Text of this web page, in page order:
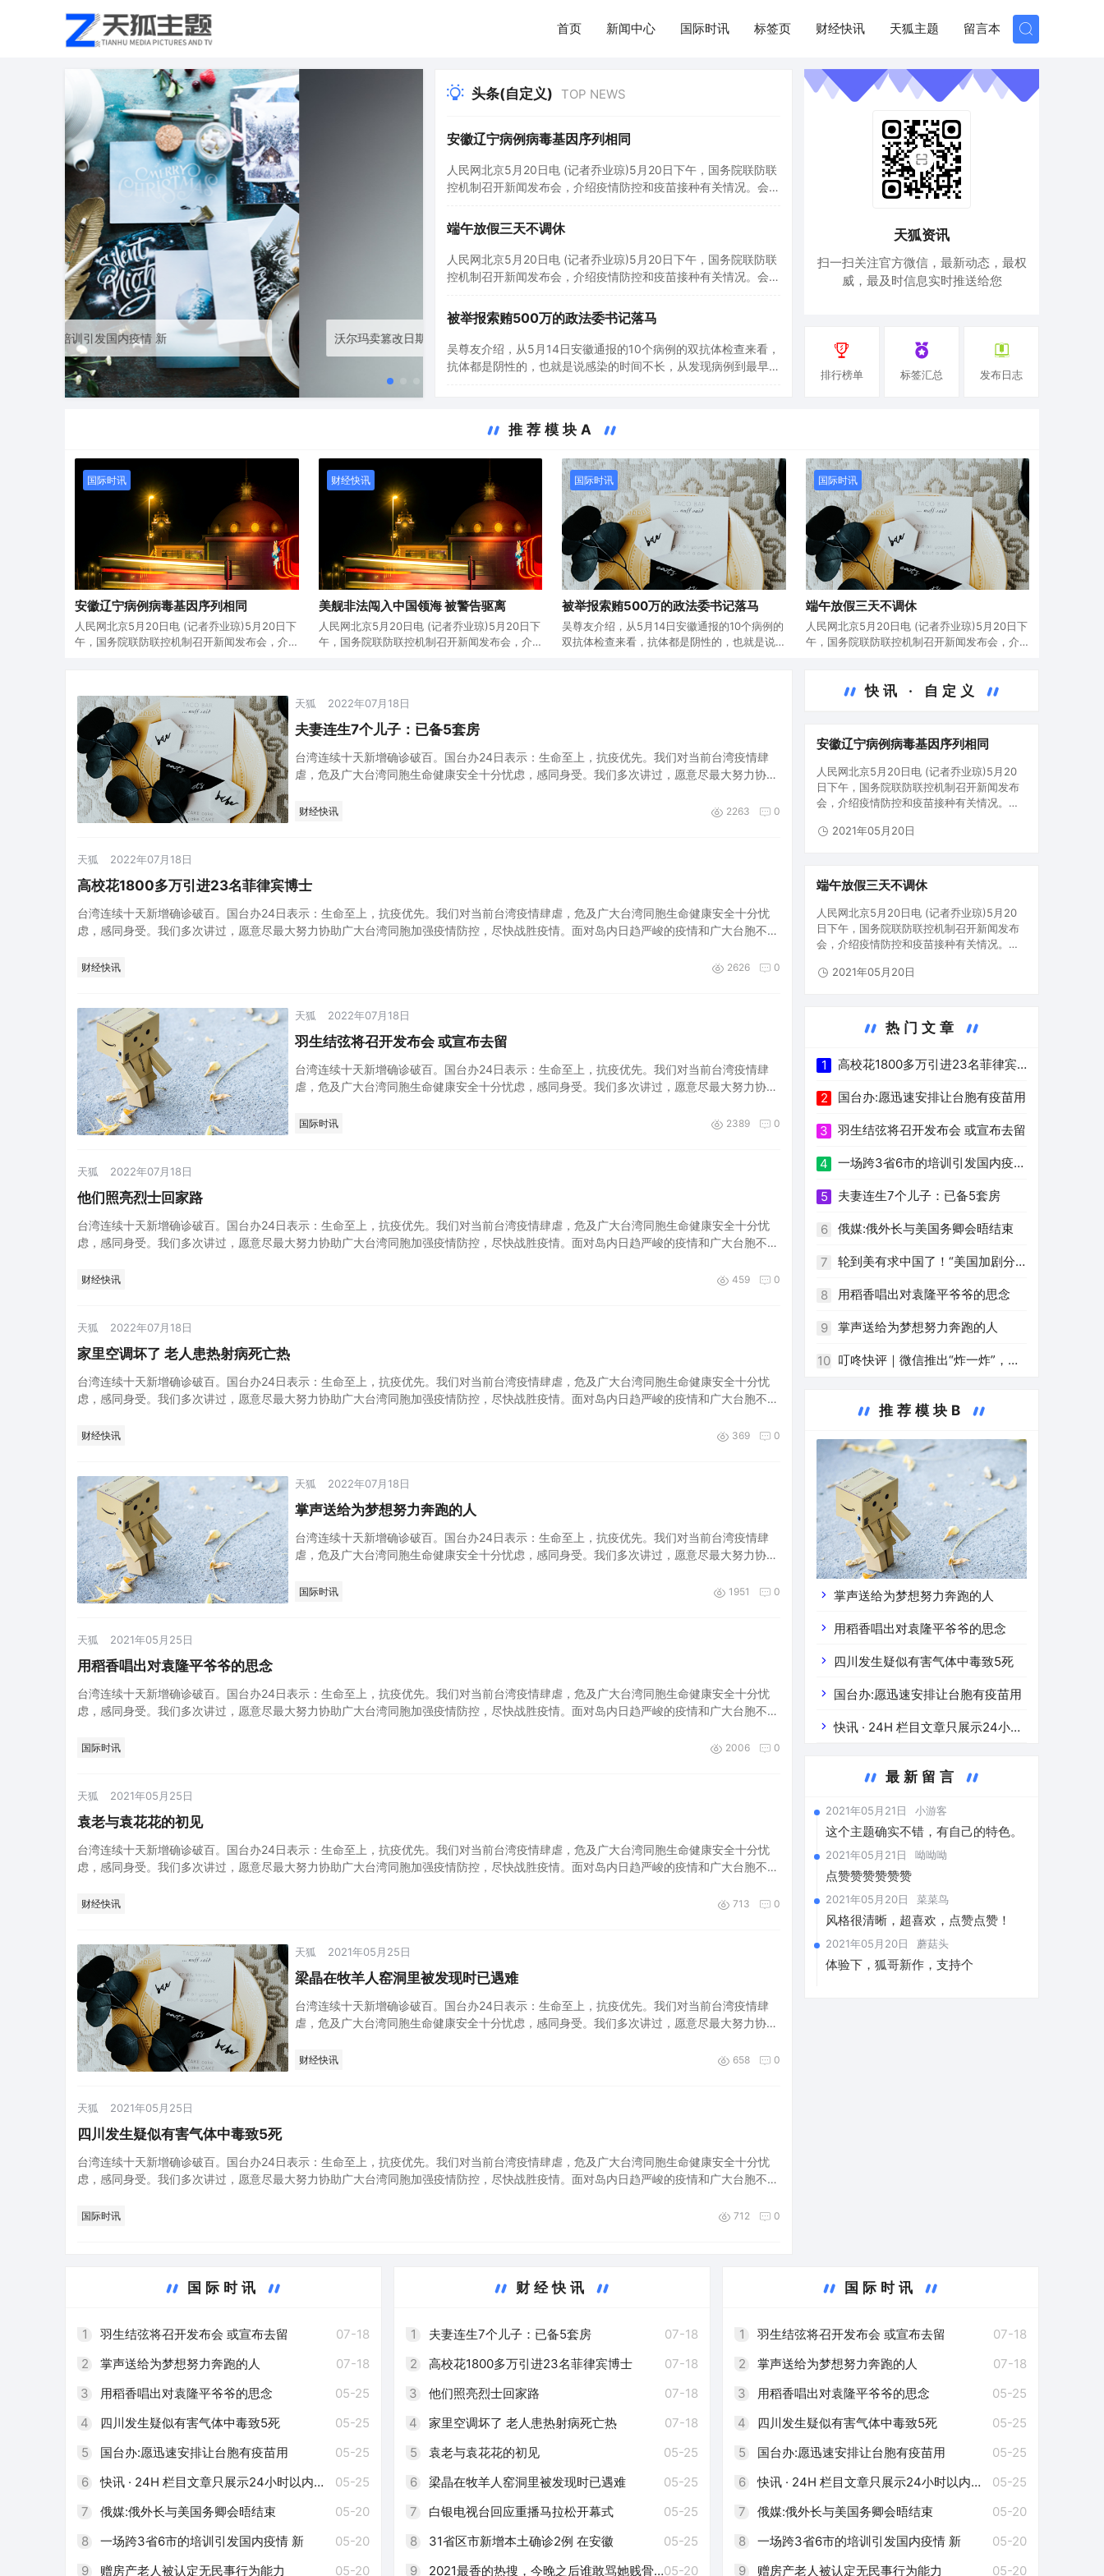
首页 新闻中心 国际时讯 标签页 财经快讯 天狐主题 留言本
沃尔玛卖篡改日期的商品被立案调查
头条(自定义) TOP NEWS
安徽辽宁病例病毒基因序列相同
人民网北京5月20日电 (记者乔业琼)5月20日下午，国务院联防联
控机制召开新闻发布会，介绍疫情防控和疫苗接种有关情况。会
土传播病例，也就是说，出现聚集性疫情的病毒一定是来自境外感
染的人，或者是污染的物…
端午放假三天不调休
人民网北京5月20日电 (记者乔业琼)5月20日下午，国务院联防联
控机制召开新闻发布会，介绍疫情防控和疫苗接种有关情况。会
土传播病例，也就是说，出现聚集性疫情的病毒一定是来自境外感
染的人，或者是污染的物…
被举报索贿500万的政法委书记落马
吴尊友介绍，从5月14日安徽通报的10个病例的双抗体检查来看，
抗体都是阴性的，也就是说感染的时间不长，从发现病例到最早的
天狐资讯
扫一扫关注官方微信，最新动态，最权
威，最及时信息实时推送给您
排行榜单 标签汇总 发布日志
推荐模块A
国际时讯
安徽辽宁病例病毒基因序列相同
人民网北京5月20日电 (记者乔业琼)5月20日下
午，国务院联防联控机制召开新闻发布会，介
性疫情的病毒一定是来自境外感染的人，或者
是污染的物…
财经快讯
美舰非法闯入中国领海 被警告驱离
人民网北京5月20日电 (记者乔业琼)5月20日下
午，国务院联防联控机制召开新闻发布会，介
性疫情的病毒一定是来自境外感染的人，或者
是污染的物…
国际时讯
被举报索贿500万的政法委书记落马
吴尊友介绍，从5月14日安徽通报的10个病例的
双抗体检查来看，抗体都是阴性的，也就是说
国际时讯
端午放假三天不调休
人民网北京5月20日电 (记者乔业琼)5月20日下
午，国务院联防联控机制召开新闻发布会，介
近期没有本土传播病例，也就是说，出现聚集
天狐 2022年07月18日
夫妻连生7个儿子：已备5套房
台湾连续十天新增确诊破百。国台办24日表示：生命至上，抗疫优先。我们对当前台湾疫情肆
虐，危及广大台湾同胞生命健康安全十分忧虑，感同身受。我们多次讲过，愿意尽最大努力协助
疫压力，…
财经快讯 2263 0
天狐 2022年07月18日
高校花1800多万引进23名菲律宾博士
台湾连续十天新增确诊破百。国台办24日表示：生命至上，抗疫优先。我们对当前台湾疫情肆虐，危及广大台湾同胞生命健康安全十分忧
虑，感同身受。我们多次讲过，愿意尽最大努力协助广大台湾同胞加强疫情防控，尽快战胜疫情。面对岛内日趋严峻的疫情和广大台胞不断
财经快讯 2626 0
天狐 2022年07月18日
羽生结弦将召开发布会 或宣布去留
台湾连续十天新增确诊破百。国台办24日表示：生命至上，抗疫优先。我们对当前台湾疫情肆
虐，危及广大台湾同胞生命健康安全十分忧虑，感同身受。我们多次讲过，愿意尽最大努力协助
疫压力，…
国际时讯 2389 0
天狐 2022年07月18日
他们照亮烈士回家路
台湾连续十天新增确诊破百。国台办24日表示：生命至上，抗疫优先。我们对当前台湾疫情肆虐，危及广大台湾同胞生命健康安全十分忧
虑，感同身受。我们多次讲过，愿意尽最大努力协助广大台湾同胞加强疫情防控，尽快战胜疫情。面对岛内日趋严峻的疫情和广大台胞不断
财经快讯 459 0
天狐 2022年07月18日
家里空调坏了 老人患热射病死亡热
台湾连续十天新增确诊破百。国台办24日表示：生命至上，抗疫优先。我们对当前台湾疫情肆虐，危及广大台湾同胞生命健康安全十分忧
虑，感同身受。我们多次讲过，愿意尽最大努力协助广大台湾同胞加强疫情防控，尽快战胜疫情。面对岛内日趋严峻的疫情和广大台胞不断
财经快讯 369 0
天狐 2022年07月18日
掌声送给为梦想努力奔跑的人
台湾连续十天新增确诊破百。国台办24日表示：生命至上，抗疫优先。我们对当前台湾疫情肆
虐，危及广大台湾同胞生命健康安全十分忧虑，感同身受。我们多次讲过，愿意尽最大努力协助
疫压力，…
国际时讯 1951 0
天狐 2021年05月25日
用稻香唱出对袁隆平爷爷的思念
台湾连续十天新增确诊破百。国台办24日表示：生命至上，抗疫优先。我们对当前台湾疫情肆虐，危及广大台湾同胞生命健康安全十分忧
虑，感同身受。我们多次讲过，愿意尽最大努力协助广大台湾同胞加强疫情防控，尽快战胜疫情。面对岛内日趋严峻的疫情和广大台胞不断
国际时讯 2006 0
天狐 2021年05月25日
袁老与袁花花的初见
台湾连续十天新增确诊破百。国台办24日表示：生命至上，抗疫优先。我们对当前台湾疫情肆虐，危及广大台湾同胞生命健康安全十分忧
虑，感同身受。我们多次讲过，愿意尽最大努力协助广大台湾同胞加强疫情防控，尽快战胜疫情。面对岛内日趋严峻的疫情和广大台胞不断
财经快讯 713 0
天狐 2021年05月25日
梁晶在牧羊人窑洞里被发现时已遇难
台湾连续十天新增确诊破百。国台办24日表示：生命至上，抗疫优先。我们对当前台湾疫情肆
虐，危及广大台湾同胞生命健康安全十分忧虑，感同身受。我们多次讲过，愿意尽最大努力协助
疫压力，…
财经快讯 658 0
天狐 2021年05月25日
四川发生疑似有害气体中毒致5死
台湾连续十天新增确诊破百。国台办24日表示：生命至上，抗疫优先。我们对当前台湾疫情肆虐，危及广大台湾同胞生命健康安全十分忧
虑，感同身受。我们多次讲过，愿意尽最大努力协助广大台湾同胞加强疫情防控，尽快战胜疫情。面对岛内日趋严峻的疫情和广大台胞不断
国际时讯 712 0
快讯 · 自定义
安徽辽宁病例病毒基因序列相同
人民网北京5月20日电 (记者乔业琼)5月20
日下午，国务院联防联控机制召开新闻发布
会，介绍疫情防控和疫苗接种有关情况。会
介绍，我国近期没有本土传播病例，也就是
2021年05月20日
端午放假三天不调休
人民网北京5月20日电 (记者乔业琼)5月20
日下午，国务院联防联控机制召开新闻发布
会，介绍疫情防控和疫苗接种有关情况。会
介绍，我国近期没有本土传播病例，也就是
2021年05月20日
热门文章
1 高校花1800多万引进23名菲律宾
博士
2 国台办:愿迅速安排让台胞有疫苗用
3 羽生结弦将召开发布会 或宣布去留
4 一场跨3省6市的培训引发国内疫情
新
5 夫妻连生7个儿子：已备5套房
6 俄媒:俄外长与美国务卿会晤结束
7 轮到美有求中国了！“美国加剧分
裂”突然沸腾！拜登终于看清现实
8 用稻香唱出对袁隆平爷爷的思念
9 掌声送给为梦想努力奔跑的人
10 叮咚快评｜微信推出“炸一炸”，缘
推荐模块B
掌声送给为梦想努力奔跑的人
用稻香唱出对袁隆平爷爷的思念
四川发生疑似有害气体中毒致5死
国台办:愿迅速安排让台胞有疫苗用
快讯 · 24H 栏目文章只展示24小时
最新留言
2021年05月21日 小游客
这个主题确实不错，有自己的特色。
2021年05月21日 呦呦呦
点赞赞赞赞赞赞
2021年05月20日 菜菜鸟
风格很清晰，超喜欢，点赞点赞！
2021年05月20日 蘑菇头
体验下，狐哥新作，支持个
国际时讯
07-18
1
羽生结弦将召开发布会 或宣布去留
07-18
2
掌声送给为梦想努力奔跑的人
05-25
3
用稻香唱出对袁隆平爷爷的思念
05-25
4
四川发生疑似有害气体中毒致5死
05-25
5
国台办:愿迅速安排让台胞有疫苗用
05-25
6
快讯 · 24H 栏目文章只展示24小时以内的更新文章
05-20
7
俄媒:俄外长与美国务卿会晤结束
05-20
8
一场跨3省6市的培训引发国内疫情 新
05-20
9 赠房产老人被认定无民事行为能力
财经快讯
07-18
1
夫妻连生7个儿子：已备5套房
07-18
2
高校花1800多万引进23名菲律宾博士
07-18
3
他们照亮烈士回家路
07-18
4
家里空调坏了 老人患热射病死亡热
05-25
5
袁老与袁花花的初见
05-25
6
梁晶在牧羊人窑洞里被发现时已遇难
05-25
7
白银电视台回应重播马拉松开幕式
05-25
8
31省区市新增本土确诊2例 在安徽
05-20
9 2021最香的热搜，今晚之后谁敢骂她贱骨头
国际时讯
07-18
1
羽生结弦将召开发布会 或宣布去留
07-18
2
掌声送给为梦想努力奔跑的人
05-25
3
用稻香唱出对袁隆平爷爷的思念
05-25
4
四川发生疑似有害气体中毒致5死
05-25
5
国台办:愿迅速安排让台胞有疫苗用
05-25
6
快讯 · 24H 栏目文章只展示24小时以内的更新文章
05-20
7
俄媒:俄外长与美国务卿会晤结束
05-20
8
一场跨3省6市的培训引发国内疫情 新
05-20
9 赠房产老人被认定无民事行为能力